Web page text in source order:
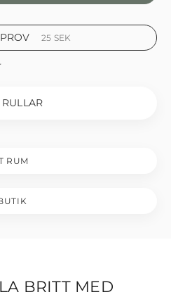
25 SEK
RUM
BRITT MED